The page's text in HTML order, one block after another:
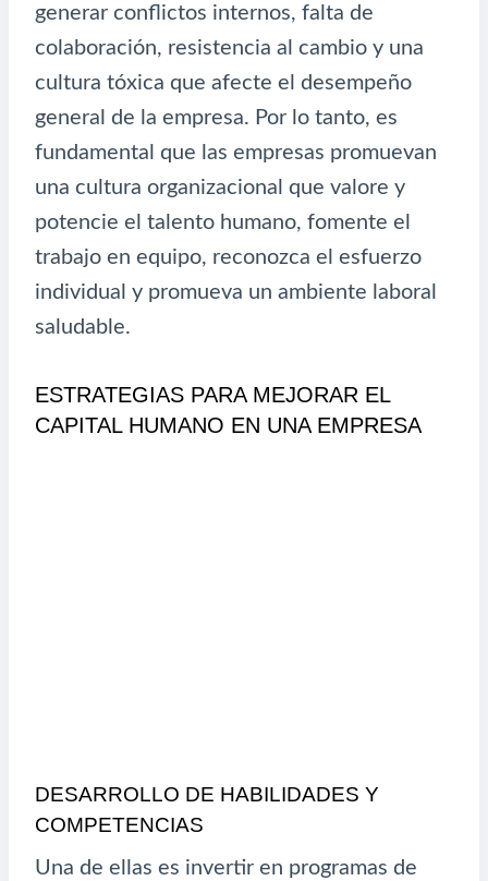
generar conflictos internos, falta de
colaboración, resistencia al cambio y una
cultura tóxica que afecte el desempeño
general de la empresa. Por lo tanto, es
fundamental que las empresas promuevan
una cultura organizacional que valore y
potencie el talento humano, fomente el
trabajo en equipo, reconozca el esfuerzo
individual y promueva un ambiente laboral
saludable.
ESTRATEGIAS PARA MEJORAR EL
CAPITAL HUMANO EN UNA EMPRESA
DESARROLLO DE HABILIDADES Y
COMPETENCIAS
Una de ellas es invertir en programas de